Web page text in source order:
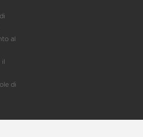
al
di